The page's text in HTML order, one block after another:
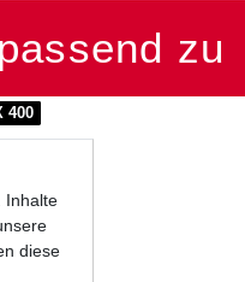
passend zu
400
Inhalte
diese